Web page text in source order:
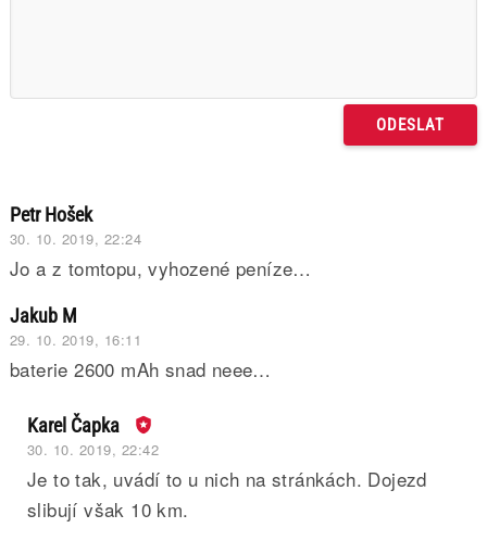
Petr Hošek
30. 10. 2019, 22:24
Jo a z tomtopu, vyhozené peníze…
Jakub M
29. 10. 2019, 16:11
baterie 2600 mAh snad neee…
Karel Čapka
30. 10. 2019, 22:42
Je to tak, uvádí to u nich na stránkách. Dojezd
slibují však 10 km.